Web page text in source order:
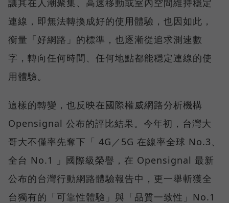
讓其在人潮聚集、高速移動或室內空間維持穩定
連線，即無法轉換成好的使用體驗，也因如此，
衡量「好網路」的標準，也逐漸從追求測速數
字，轉向任何時間、任何地點都能穩定連線的使
用體驗。
這樣的轉變，也反映在國際權威網路分析機構
Opensignal 公布的評比結果。今年初，台灣大
哥大不僅率先奪下「 4G／5G 在線率全球 No.3、
全台 No.1 」國際級榮譽，在 Opensignal 最新
公布的台灣行動網路體驗報告中，更一舉斬獲全
台獨有的「可靠性體驗」與「品質一致性」No.1